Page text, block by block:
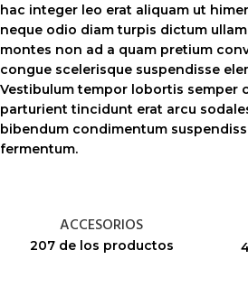
hac integer leo erat aliquam ut
neque odio diam turpis dictum
montes non ad a quam pretium
congue scelerisque suspendisse
Vestibulum tempor lobortis semper
parturient tincidunt erat arcu
bibendum condimentum
fermentum.
ACCESORIOS
207 de los productos